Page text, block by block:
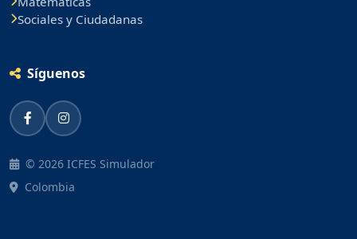
Sociales y Ciudadanas
Síguenos
© 2026 ICFES Simulador
Colombia